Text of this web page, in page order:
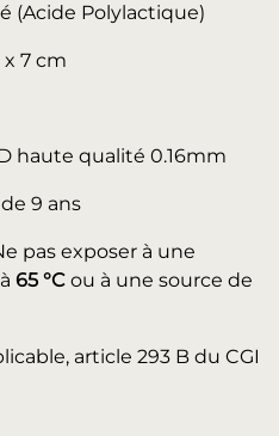
(Acide Polylactique)
x 7 cm
haute qualité 0.16mm
9 ans
pas exposer à une
65 °C ou à une source de
article 293 B du CGI